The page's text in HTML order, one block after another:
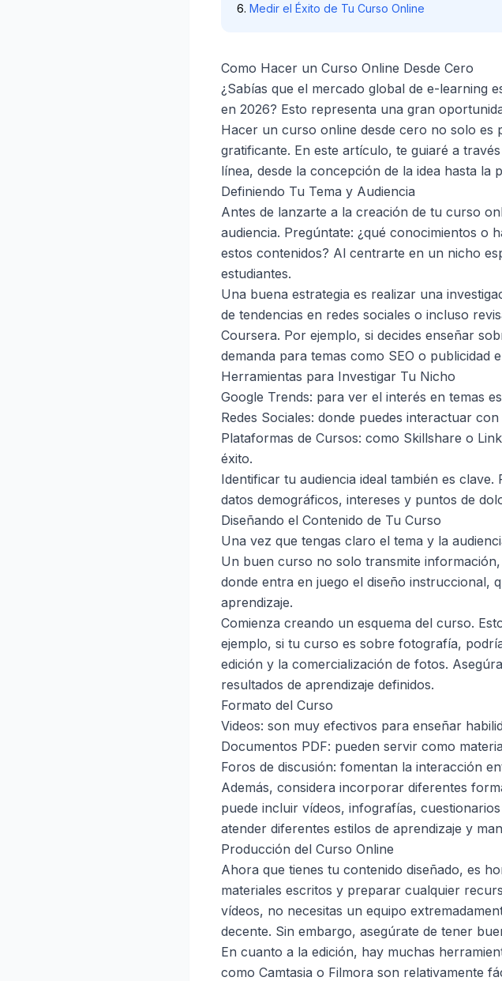
Medir el Éxito de Tu Curso Online
Como Hacer un Curso Online Desde Cero
¿Sabías que el mercado global de e-learning
en 2026? Esto representa una gran
Hacer un curso online desde cero no solo es
gratificante. En este artículo, te guiaré a
línea, desde la concepción de la idea hasta la
Definiendo Tu Tema y Audiencia
Antes de lanzarte a la creación de tu curso
audiencia. Pregúntate: ¿qué conocimientos o
estos contenidos? Al centrarte en un nicho
estudiantes.
Una buena estrategia es realizar una
de tendencias en redes sociales o incluso
Coursera. Por ejemplo, si decides enseñar
demanda para temas como SEO o publicidad
Herramientas para Investigar Tu Nicho
Google Trends: para ver el interés en temas
Redes Sociales: donde puedes interactuar
Plataformas de Cursos: como Skillshare o
éxito.
Identificar tu audiencia ideal también es
datos demográficos, intereses y puntos de
Diseñando el Contenido de Tu Curso
Una vez que tengas claro el tema y la
Un buen curso no solo transmite
donde entra en juego el diseño instruccional,
aprendizaje.
Comienza creando un esquema del curso.
ejemplo, si tu curso es sobre fotografía,
edición y la comercialización de fotos.
resultados de aprendizaje definidos.
Formato del Curso
Videos: son muy efectivos para enseñar
Documentos PDF: pueden servir como
Foros de discusión: fomentan la interacción
Además, considera incorporar diferentes
puede incluir vídeos, infografías,
atender diferentes estilos de aprendizaje y
Producción del Curso Online
Ahora que tienes tu contenido diseñado, es
materiales escritos y preparar cualquier
vídeos, no necesitas un equipo
decente. Sin embargo, asegúrate de tener
En cuanto a la edición, hay muchas
como Camtasia o Filmora son relativamente